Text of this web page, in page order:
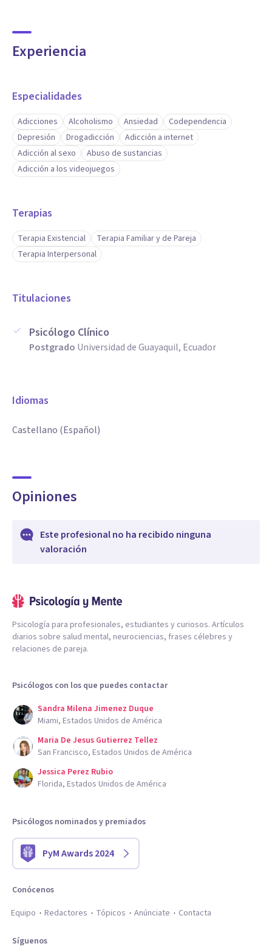
Experiencia
Especialidades
Adicciones Alcoholismo Ansiedad
Codependencia
Depresión
Drogadicción
Adicción a internet
Adicción al sexo
Abuso de sustancias
Adicción a los videojuegos
Terapias
Terapia Existencial
Terapia Familiar y de Pareja
Terapia Interpersonal
Titulaciones
Psicólogo Clínico
Postgrado Universidad de Guayaquil, Ecuador
Idiomas
Castellano (Español)
Opiniones
Este profesional no ha recibido ninguna
valoración
Psicología para profesionales, estudiantes y curiosos. Artículos
diarios sobre salud mental, neurociencias, frases célebres y
relaciones de pareja.
Psicólogos con los que puedes contactar
Sandra Milena Jimenez Duque
Miami, Estados Unidos de América
Maria De Jesus Gutierrez Tellez
San Francisco, Estados Unidos de América
Jessica Perez Rubio
Florida, Estados Unidos de América
Psicólogos nominados y premiados
PyM Awards 2024
Conócenos
Equipo
Redactores Tópicos Anúnciate Contacta
Síguenos